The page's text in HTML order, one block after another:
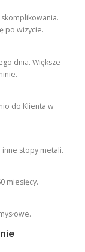
po wizycie.
dnia. Większe
do Klienta w
inne stopy metali.
miesięcy.